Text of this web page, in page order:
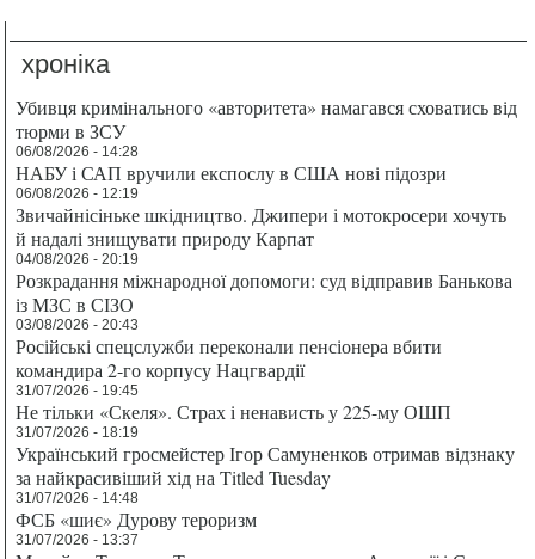
хроніка
Убивця кримінального «авторитета» намагався сховатись від
тюрми в ЗСУ
06/08/2026 - 14:28
НАБУ і САП вручили експослу в США нові підозри
06/08/2026 - 12:19
Звичайнісіньке шкідництво. Джипери і мотокросери хочуть
й надалі знищувати природу Карпат
04/08/2026 - 20:19
Розкрадання міжнародної допомоги: суд відправив Банькова
із МЗС в СІЗО
03/08/2026 - 20:43
Російські спецслужби переконали пенсіонера вбити
командира 2-го корпусу Нацгвардії
31/07/2026 - 19:45
Не тільки «Скеля». Страх і ненависть у 225-му ОШП
31/07/2026 - 18:19
Український гросмейстер Ігор Самуненков отримав відзнаку
за найкрасивіший хід на Titled Tuesday
31/07/2026 - 14:48
ФСБ «шиє» Дурову тероризм
31/07/2026 - 13:37